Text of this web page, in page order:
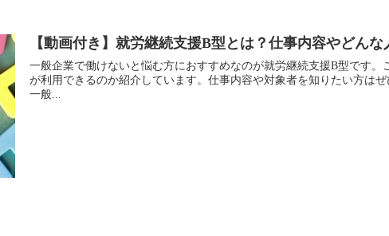
【動画付き】就労継続支援B型とは？仕事内容やどん
一般企業で働けないと悩む方におすすめなのが就労継続支援B型です
が利用できるのか紹介しています。仕事内容や対象者を知りたい方は
一般...